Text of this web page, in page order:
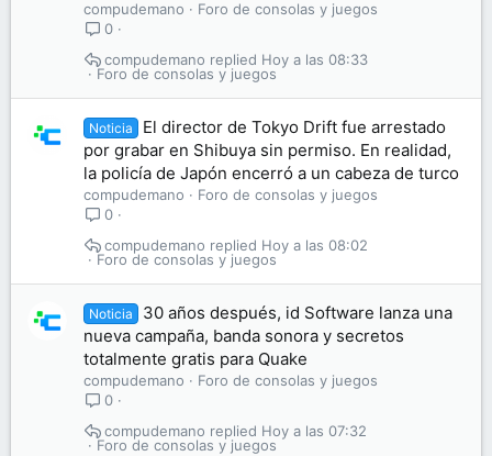
compudemano
Foro de consolas y juegos
0
Foro de consolas y juegos
Hoy a las 08:33
compudemano
Noticia
El director de Tokyo Drift fue arrestado
por grabar en Shibuya sin permiso. En realidad,
la policía de Japón encerró a un cabeza de turco
compudemano
Foro de consolas y juegos
0
Foro de consolas y juegos
Hoy a las 08:02
compudemano
Noticia
30 años después, id Software lanza una
nueva campaña, banda sonora y secretos
totalmente gratis para Quake
compudemano
Foro de consolas y juegos
0
Foro de consolas y juegos
Hoy a las 07:32
compudemano